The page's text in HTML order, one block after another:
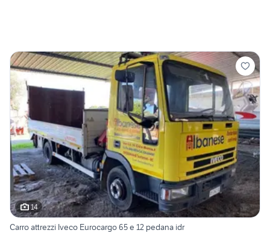
14
Carro attrezzi Iveco Eurocargo 65 e 12 pedana idr